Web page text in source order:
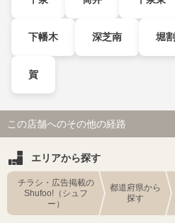
下幡木 深芝南 堀割
賀
この店舗へのその他の経路
エリアから探す
チラシ・広告掲載の
Shufoo!（シュフ
ー）
都道府県から
探す